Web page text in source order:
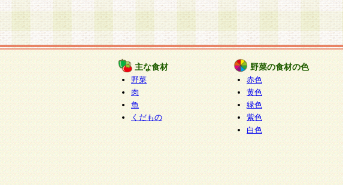
主な食材
野菜
肉
魚
くだもの
野菜の食材の色
赤色
黄色
緑色
紫色
白色